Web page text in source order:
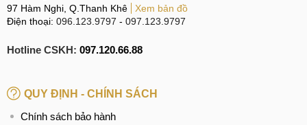
97 Hàm Nghi, Q.Thanh Khê
Xem bản đồ
Điện thoại: 096.123.9797 - 097.123.9797
Hotline CSKH: 097.120.66.88
QUY ĐỊNH - CHÍNH SÁCH
Chính sách bảo hành